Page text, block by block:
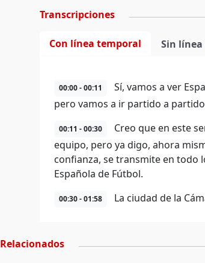
Transcripciones
Con línea temporal Sin
00:00 - 00:11
Sí, vamos a ver
pero vamos a ir partido a
00:11 - 00:30
Creo que en este
equipo, pero ya digo, ahora
confianza, se transmite en todo
Española de Fútbol.
00:30 - 01:58 La ciudad de la
Relacionados